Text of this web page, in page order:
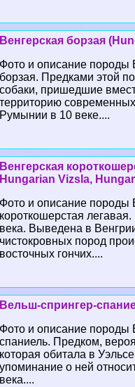
Венгерская борзая
Фото и описание породы
борзая. Предками этой
собаки, пришедшие
территорию
Румынии в 10 веке....
Венгерская
Hungarian Vizsla,
Фото и описание породы
короткошерстая
века. Выведена в
чистокровных пород
восточных гончих....
Вельш-спрингер-
Фото и описание породы
спаниель. Предком,
которая обитала в
упоминание о ней
века....